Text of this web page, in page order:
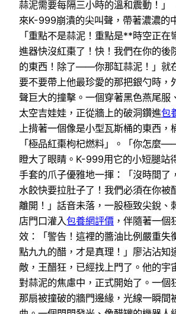
蒜泥需要每隔三小時的溫和震動！」
來K-999崩潰的尖叫聲，帶著濃濃的
「重點不是蒜泥！重點是**時空正
進器快沒紅棗了！快！我們在你的後
的東西！除了——你那缸蒜泥！」就
要不要帶上他最珍愛的那把銀勺時，
聲巨大的撞擊。一個穿著黑色燕尾服
太空吉娃娃，正從牆上的破洞鑽進包
上揹著一個像是小型瓦斯桶的東西，
「極品紅棗枸杞燃料」。「你怎麼
瞪大了眼睛。K-999用它的小短腿站
手套的爪子優雅地一揮：「沒時間了
水餃快要拉肚子了！我們必須在你被
離開！」話音未落，一股極致尖銳、
店門口灌入包養網評價 ，伴隨著一個
效：「警告！這裡的醬油比例嚴重失
點九九的醋，才是真理！」廖沾沾知
敵，王醋狂，已經找上門了。他的宇
對蒜泥的焦慮中，正式開始了。一個
那扇被撞破的牆門邊緣，光線一瞬間